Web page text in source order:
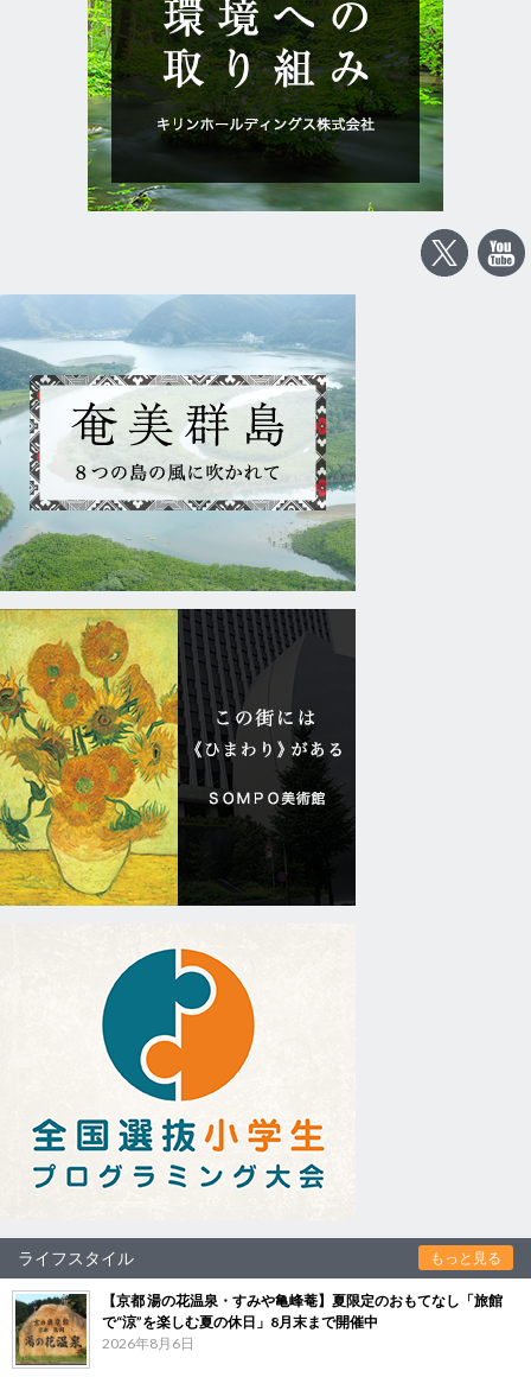
ライフスタイル もっと見る
【京都 湯の花温泉・すみや亀峰菴】夏限定のおもてなし「旅館
で“涼”を楽しむ夏の休日」8月末まで開催中
2026年8月6日